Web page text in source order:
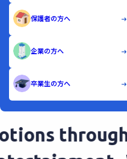
保護者の方へ
企業の方へ
卒業生の方へ
through